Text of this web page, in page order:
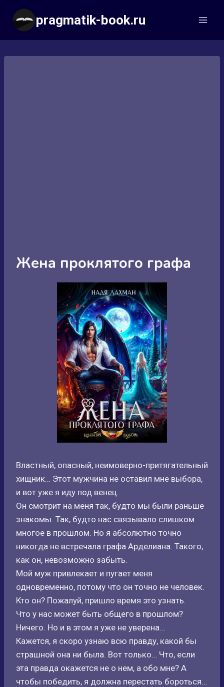
Перейти
содержимому
pragmatik-book.ru
Жена проклятого графа
Властный, опасный, неимоверно-притягательный
хищник… Этот мужчина не оставил мне выбора,
и вот уже я иду под венец.
Он смотрит на меня так, будто мы были раньше
знакомы. Так, будто нас связывало слишком
многое в прошлом. Но я абсолютно точно
никогда не встречала графа Арделиана. Такого,
как он, невозможно забыть.
Мой муж привлекает и пугает меня
одновременно, потому что он точно не человек.
Кто он? Пожалуй, пришло время это узнать.
Что у нас может быть общего в прошлом?
Ничего. Но и в этом я уже не уверена…
Кажется, я скоро узнаю всю правду, какой бы
страшной она ни была. Вот только… Что, если
эта правда окажется не о нем, а обо мне? А
чтобы победить, я должна перестать бороться…